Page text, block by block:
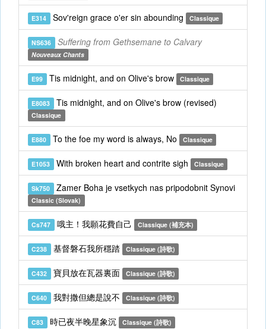
E314 Sov'reign grace o'er sin abounding Classique
NS636 Suffering from Gethsemane to Calvary
Nouveaux Chants
E99 Tis midnight, and on Olive's brow Classique
E8083 Tis midnight, and on Olive's brow (revised)
Classique
E880 To the foe my word is always, No Classique
E1053 With broken heart and contrite sigh Classique
Sk750 Zamer Boha je vsetkych nas pripodobnit Synovi
Classic (Slovak)
Cs747 哦主！我願花費自己 Classique (補充本)
C238 基督磐石我所穩踏 Classique (詩歌)
C432 寶貝放在瓦器裏面 Classique (詩歌)
C640 我對撒但總是說不 Classique (詩歌)
C83 時已夜半晚星象沉 Classique (詩歌)